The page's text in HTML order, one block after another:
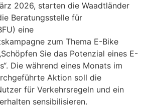
2026, starten die Waadtländer
Beratungsstelle für
eine
zum Thema E-Bike
Sie das Potenzial eines E-
Die während eines Monats im
Aktion soll die
für Verkehrsregeln und ein
sensibilisieren.